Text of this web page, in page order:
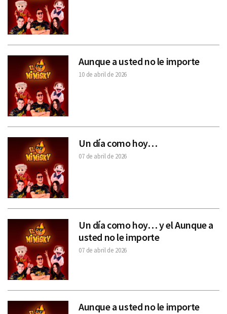
Aunque a usted no le importe
10 de abril de 2026
Un día como hoy…
07 de abril de 2026
Un día como hoy… y el Aunque a
usted no le importe
07 de abril de 2026
Aunque a usted no le importe